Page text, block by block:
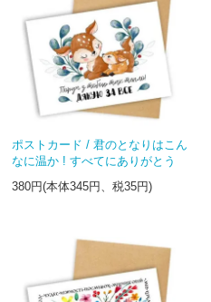
ポストカード / 君のとなりはこん
なに温か ! すべてにありがとう
380円(本体345円、税35円)